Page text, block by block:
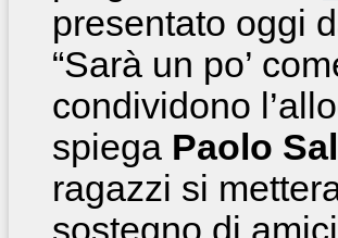
presentato oggi
“Sarà un po’
condividono
spiega Paolo
ragazzi si
sostegno di